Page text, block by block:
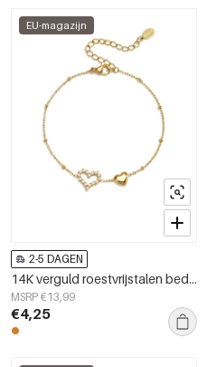
EU-magazijn
2-5 DAGEN
14K verguld roestvrijstalen bedelarmbanden met hartje, eenvoudige dagelijkse serie dames sieraden
MSRP €13,99
€4,25